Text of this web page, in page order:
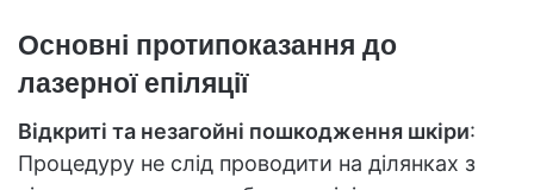
Основні протипоказання до
лазерної епіляції
Відкриті та незагойні пошкодження шкіри:
Процедуру не слід проводити на ділянках з